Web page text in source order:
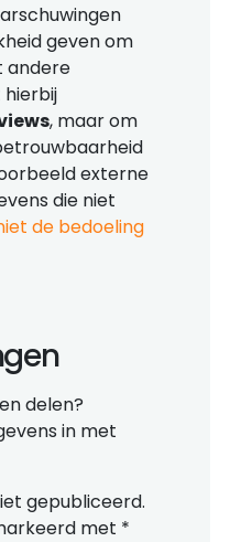
geven om
andere
, maar om
externe
die niet
de bedoeling
delen?
in met
gepubliceerd.
met *